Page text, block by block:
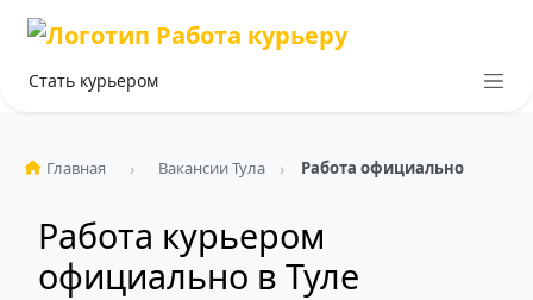
Стать курьером
Главная Вакансии Тула Работа официально
Работа курьером
официально в Туле